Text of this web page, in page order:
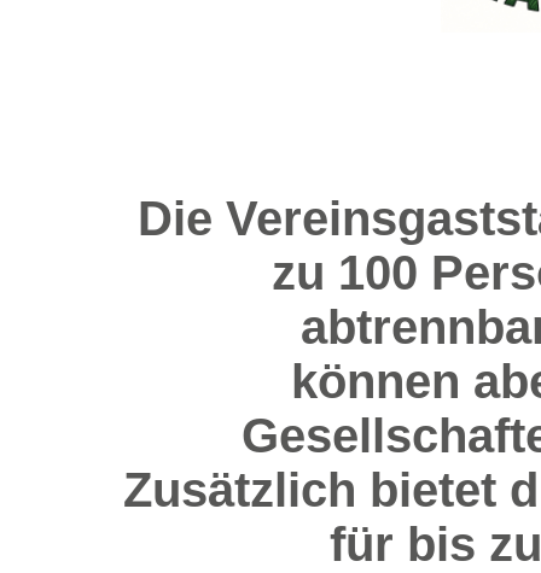
Die
zu 100
können
Zusätzlich bietet
für bis